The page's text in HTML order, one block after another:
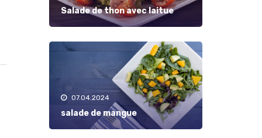
Salade de thon avec laitue
07.04.2024
salade de mangue